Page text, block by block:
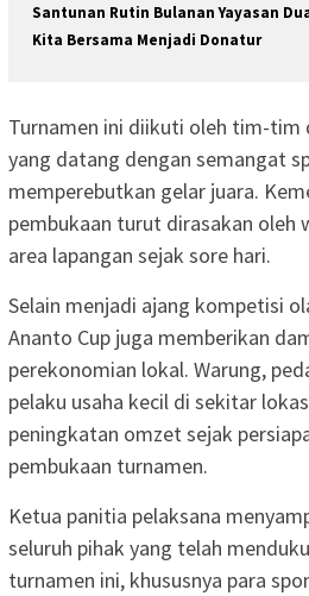
Santunan Rutin Bulanan Yayasan
Kita Bersama Menjadi Donatur
Turnamen ini diikuti oleh tim-tim
yang datang dengan semangat
memperebutkan gelar juara.
pembukaan turut dirasakan oleh
area lapangan sejak sore hari.
Selain menjadi ajang kompetisi
Ananto Cup juga memberikan
perekonomian lokal. Warung,
pelaku usaha kecil di sekitar
peningkatan omzet sejak
pembukaan turnamen.
Ketua panitia pelaksana
seluruh pihak yang telah
turnamen ini, khususnya para